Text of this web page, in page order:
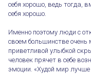
себя хорошо, ведь тогда,
себя хорошо.
Именно поэтому люди с
своем большинстве
приветливой улыбкой
человек прячет в себе
эмоции. «Худой мир